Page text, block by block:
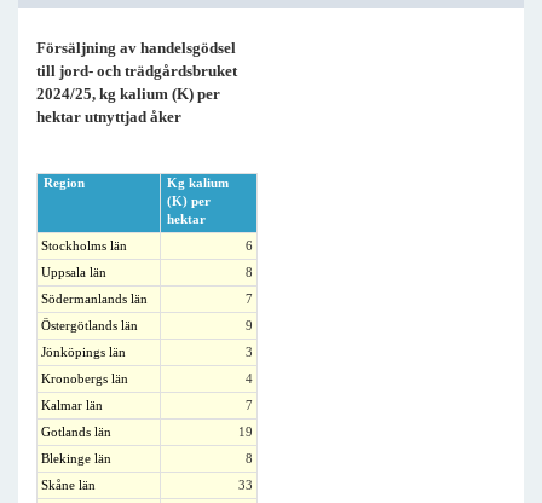
Försäljning av handelsgödsel
till jord- och trädgårdsbruket
2024/25, kg kalium (K) per
hektar utnyttjad åker
Region
Kg kalium
(K) per
hektar
Stockholms län
6
Uppsala län
8
Södermanlands län
7
Östergötlands län
9
Jönköpings län
3
Kronobergs län
4
Kalmar län
7
Gotlands län
19
Blekinge län
8
Skåne län
33